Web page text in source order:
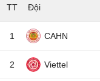
TT Đội
1 CAHN
2 Viettel